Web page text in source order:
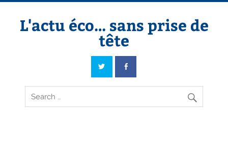
Skip
contentL'actu éco… sans prise de
tête
L'actu éco… sans prise de tête